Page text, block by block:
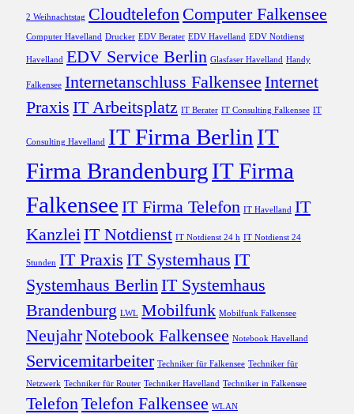
2 Weihnachtstag Cloudtelefon Computer Falkensee
Computer Havelland Drucker EDV Berater EDV Havelland EDV Notdienst
Havelland EDV Service Berlin Glasfaser Havelland Handy
Falkensee Internetanschluss Falkensee Internet
Praxis IT Arbeitsplatz IT Berater IT Consulting Falkensee IT
Consulting Havelland IT Firma Berlin IT
Firma BrandenburgIT Firma
Falkensee IT Firma Telefon IT Havelland IT
Kanzlei IT Notdienst IT Notdienst 24 h IT Notdienst 24
Stunden IT Praxis IT Systemhaus IT
Systemhaus Berlin IT Systemhaus
Brandenburg LWL Mobilfunk Mobilfunk Falkensee
NeujahrNotebook Falkensee Notebook Havelland
Servicemitarbeiter Techniker für Falkensee Techniker für
Netzwerk Techniker für Router Techniker Havelland Techniker in Falkensee
Telefon Telefon Falkensee WLAN